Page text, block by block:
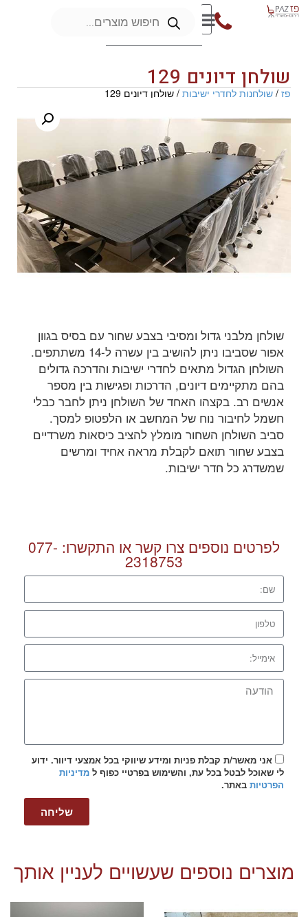
שולחן דיונים 129
פז/שולחנות לחדרי ישיבות/ שולחן דיונים 129
שולחן מלבני גדול ומסיבי בצבע שחור עם בסיס בגוון
אפור שסביבו ניתן להושיב בין עשרה ל-14 משתתפים.
השולחן הגדול מתאים לחדרי ישיבות והדרכה גדולים
בהם מתקיימים דיונים, הדרכות ופגישות בין מספר
אנשים רב. בקצהו האחד של השולחן ניתן לחבר כבלי
חשמל לחיבור נוח של המחשב או הלפטופ למסך.
סביב השולחן השחור מומלץ להציב כיסאות משרדיים
בצבע שחור תואם לקבלת מראה אחיד ומרשים
שמשדרג כל חדר ישיבות.
לפרטים נוספים צרו קשר או התקשרו: 077-
2318753
אני מאשר/ת קבלת פניות ומידע שיווקי בכל אמצעי דיוור. ידוע
לי שאוכל לבטל בכל עת, והשימוש בפרטיי כפוף ל מדיניות
הפרטיות באתר.
שליחה
מוצרים נוספים שעשויים לעניין אותך